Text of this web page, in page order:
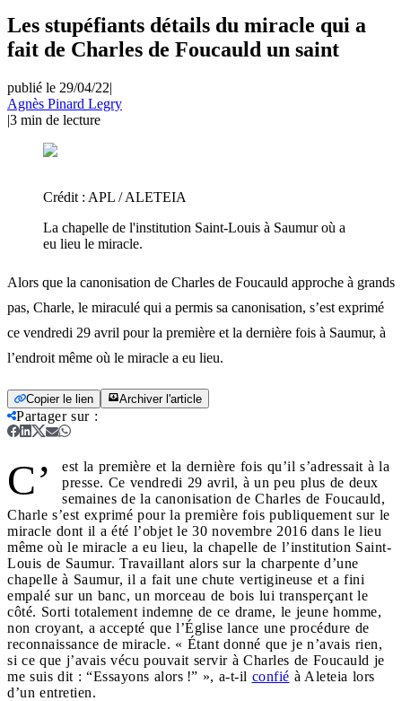
Les stupéfiants détails du miracle qui a
fait de Charles de Foucauld un saint
publié le 29/04/22|
Agnès Pinard Legry
|3 min de lecture
Crédit : APL / ALETEIA
La chapelle de l'institution Saint-Louis à Saumur où a
eu lieu le miracle.
Alors que la canonisation de Charles de Foucauld approche à grands
pas, Charle, le miraculé qui a permis sa canonisation, s’est exprimé
ce vendredi 29 avril pour la première et la dernière fois à Saumur, à
l’endroit même où le miracle a eu lieu.
Copier le lien Archiver l'article
Partager sur:
C’
est la première et la dernière fois qu’il s’adressait à la
presse. Ce vendredi 29 avril, à un peu plus de deux
semaines de la canonisation de Charles de Foucauld,
Charle s’est exprimé pour la première fois publiquement sur le
miracle dont il a été l’objet le 30 novembre 2016 dans le lieu
même où le miracle a eu lieu, la chapelle de l’institution Saint-
Louis de Saumur. Travaillant alors sur la charpente d’une
chapelle à Saumur, il a fait une chute vertigineuse et a fini
empalé sur un banc, un morceau de bois lui transperçant le
côté. Sorti totalement indemne de ce drame, le jeune homme,
non croyant, a accepté que l’Église lance une procédure de
reconnaissance de miracle. « Étant donné que je n’avais rien,
si ce que j’avais vécu pouvait servir à Charles de Foucauld je
me suis dit : “Essayons alors !” », a-t-il confié à Aleteia lors
d’un entretien.